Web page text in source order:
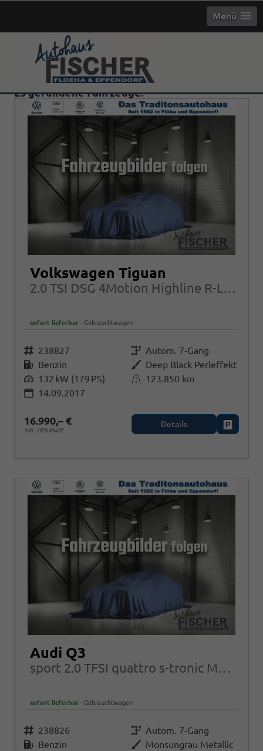
Menü
23 gefundene Fahrzeuge:
Volkswagen Tiguan
2.0 TSI DSG 4Motion Highline R-Line LED AHK
sofort lieferbar Gebrauchtwagen
Fahrzeugnr. 238827 GetriebeAutom. 7-Gang
KraftstoffBenzin AußenfarbeDeep Black Perleffekt
Leistung 132 kW (179 PS) Kilometerstand 123.850 km
14.09.2017
16.990,– €
inkl. 19% MwSt.
Details
Audi Q3
sport 2.0 TFSI quattro s-tronic MMI Navi LED elektr.Heckklappe
sofort lieferbar Gebrauchtwagen
Fahrzeugnr. 238826 GetriebeAutom. 7-Gang
KraftstoffBenzin AußenfarbeMonsungrau Metallic